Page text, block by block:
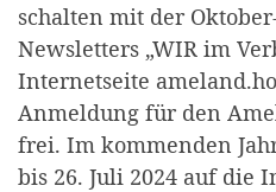
schalten mit der
Newsletters „WIR im
Internetseite
Anmeldung für den
frei. Im kommenden
bis 26. Juli 2024 auf die